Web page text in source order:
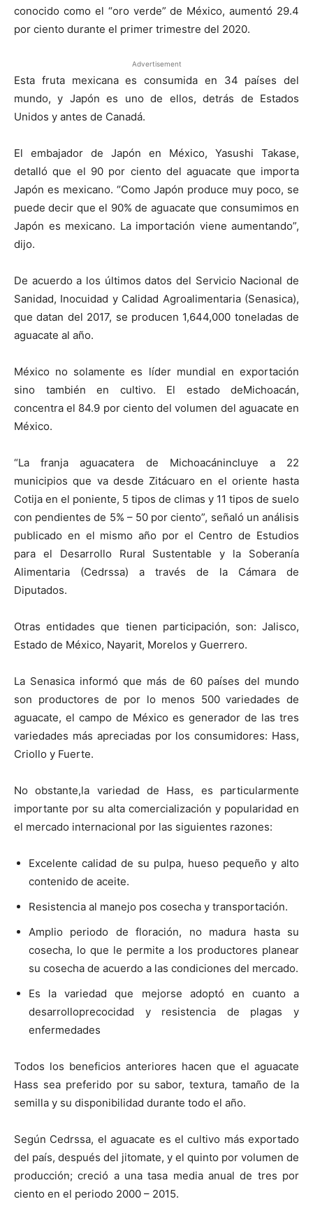
conocido como el “oro verde” de México, aumentó 29.4
por ciento durante el primer trimestre del 2020.
Advertisement
Esta fruta mexicana es consumida en 34 países del
mundo, y Japón es uno de ellos, detrás de Estados
Unidos y antes de Canadá.
El embajador de Japón en México, Yasushi Takase,
detalló que el 90 por ciento del aguacate que importa
Japón es mexicano. “Como Japón produce muy poco, se
puede decir que el 90% de aguacate que consumimos en
Japón es mexicano. La importación viene aumentando”,
dijo.
De acuerdo a los últimos datos del Servicio Nacional de
Sanidad, Inocuidad y Calidad Agroalimentaria (Senasica),
que datan del 2017, se producen 1,644,000 toneladas de
aguacate al año.
México no solamente es líder mundial en exportación
sino también en cultivo. El estado deMichoacán,
concentra el 84.9 por ciento del volumen del aguacate en
México.
“La franja aguacatera de Michoacánincluye a 22
municipios que va desde Zitácuaro en el oriente hasta
Cotija en el poniente, 5 tipos de climas y 11 tipos de suelo
con pendientes de 5% – 50 por ciento”, señaló un análisis
publicado en el mismo año por el Centro de Estudios
para el Desarrollo Rural Sustentable y la Soberanía
Alimentaria (Cedrssa) a través de la Cámara de
Diputados.
Otras entidades que tienen participación, son: Jalisco,
Estado de México, Nayarit, Morelos y Guerrero.
La Senasica informó que más de 60 países del mundo
son productores de por lo menos 500 variedades de
aguacate, el campo de México es generador de las tres
variedades más apreciadas por los consumidores: Hass,
Criollo y Fuerte.
No obstante,la variedad de Hass, es particularmente
importante por su alta comercialización y popularidad en
el mercado internacional por las siguientes razones:
Excelente calidad de su pulpa, hueso pequeño y alto
contenido de aceite.
Resistencia al manejo pos cosecha y transportación.
Amplio periodo de floración, no madura hasta su
cosecha, lo que le permite a los productores planear
su cosecha de acuerdo a las condiciones del mercado.
Es la variedad que mejorse adoptó en cuanto a
desarrolloprecocidad y resistencia de plagas y
enfermedades
Todos los beneficios anteriores hacen que el aguacate
Hass sea preferido por su sabor, textura, tamaño de la
semilla y su disponibilidad durante todo el año.
Según Cedrssa, el aguacate es el cultivo más exportado
del país, después del jitomate, y el quinto por volumen de
producción; creció a una tasa media anual de tres por
ciento en el periodo 2000 – 2015.